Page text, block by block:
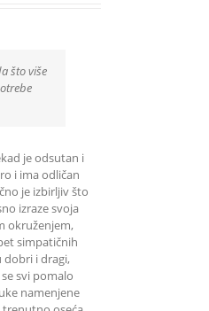
što više
je odsutan i
i ima odličan
je izbirljiv što
izraze svoja
okruženjem,
simpatičnih
dobri i dragi,
svi pomalo
namenjene